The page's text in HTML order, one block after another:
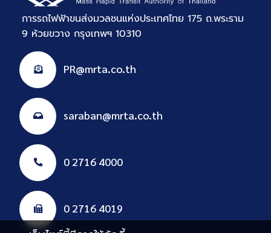
การรถไฟฟ้าขนส่งมวลชนแห่งประเทศไทย 175 ถ.พระราม
9 ห้วยขวาง กรุงเทพฯ 10310
PR@mrta.co.th
saraban@mrta.co.th
0 2716 4000
0 2716 4019